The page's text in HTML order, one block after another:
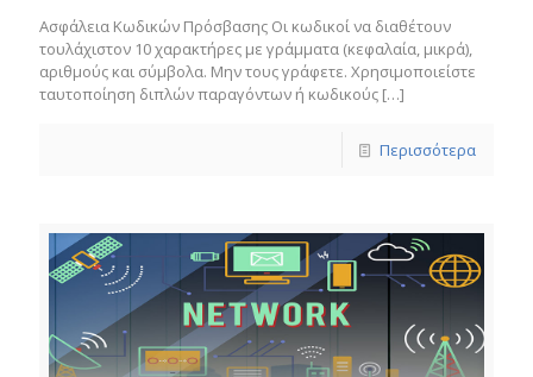
Ασφάλεια Κωδικών Πρόσβασης Οι κωδικοί να διαθέτουν
τουλάχιστον 10 χαρακτήρες με γράμματα (κεφαλαία, μικρά),
αριθμούς και σύμβολα. Μην τους γράφετε. Χρησιμοποιείστε
ταυτοποίηση διπλών παραγόντων ή κωδικούς […]
Περισσότερα